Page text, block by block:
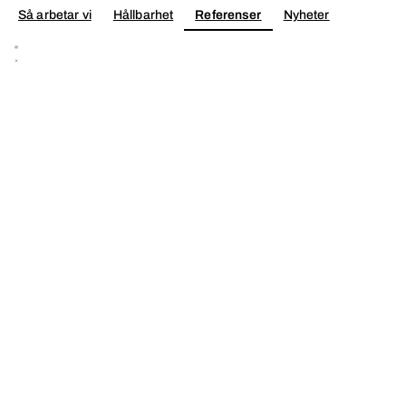
Så arbetar vi Hållbarhet Referenser Nyheter